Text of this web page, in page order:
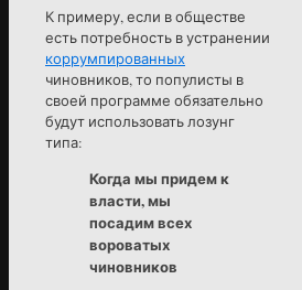
К примеру, если в обществе
есть потребность в устранении
коррумпированных
чиновников, то популисты в
своей программе обязательно
будут использовать лозунг
типа:
Когда мы придем к
власти, мы
посадим всех
вороватых
чиновников